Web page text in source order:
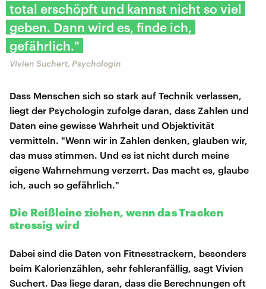
total erschöpft und kannst nicht so viel
geben. Dann wird es, finde ich,
gefährlich."
Vivien Suchert, Psychologin
Dass Menschen sich so stark auf Technik verlassen,
liegt der Psychologin zufolge daran, dass Zahlen und
Daten eine gewisse Wahrheit und Objektivität
vermitteln. "Wenn wir in Zahlen denken, glauben wir,
das muss stimmen. Und es ist nicht durch meine
eigene Wahrnehmung verzerrt. Das macht es, glaube
ich, auch so gefährlich."
Die Reißleine ziehen, wenn das Tracken
stressig wird
Dabei sind die Daten von Fitnesstrackern, besonders
beim Kalorienzählen, sehr fehleranfällig, sagt Vivien
Suchert. Das liege daran, dass die Berechnungen oft